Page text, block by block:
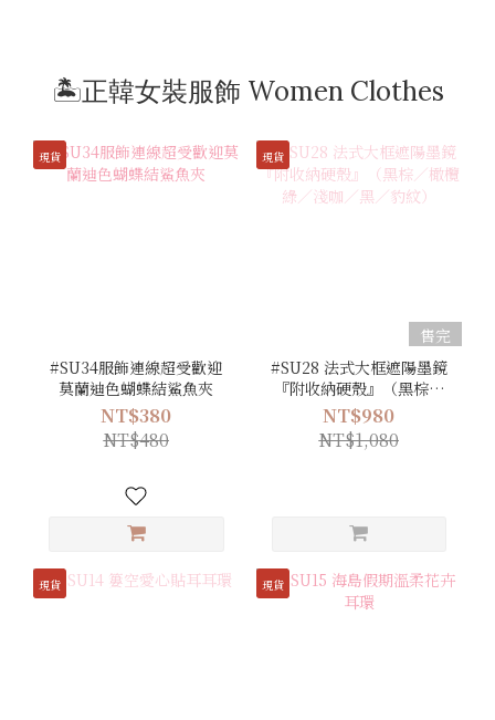
🏝️正韓女裝服飾 Women Clothes
現貨
#SU34服飾連線超受歡迎
莫蘭迪色蝴蝶結鯊魚夾
NT$380
NT$480
現貨
售完
#SU28 法式大框遮陽墨鏡
『附收納硬殼』（黑棕／
橄欖綠／淺咖／黑／豹
紋）
NT$980
NT$1,080
現貨 現貨